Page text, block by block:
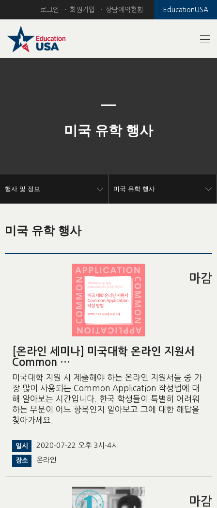
EducationUSA
로그인 회원가입 상담예약현황
미국 유학 행사
행사 및 정보 미국 유학 행사
미국 유학 행사
[온라인 세미나] 미국대학 온라인 지원서
Common …
미국대학 지원 시 제출해야 하는 온라인 지원서들 중 가
장 많이 사용되는 Common Application 작성법에 대
해 알아보는 시간입니다. 한국 학생들이 특별히 어려워
하는 부분이 어느 항목인지 알아보고 그에 대한 해답을
찾아가세요.
일시 2020-07-22 오후 3시-4시
장소 온라인
마감
마감